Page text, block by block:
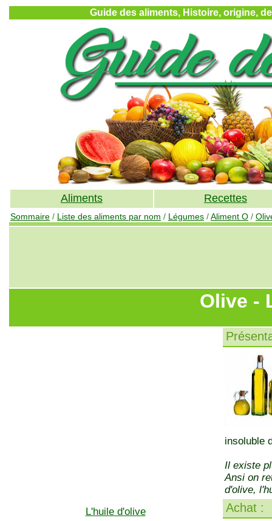
Guide des aliments, Histoire, origine,
Aliments Recettes
Sommaire / Liste des aliments par nom / Légumes /Aliment O /
Olive -
L'huile d'olive
insoluble
Il existe
Ansi on
d'olive,
Achat :